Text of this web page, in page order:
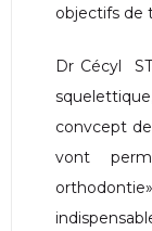
objectifs de
Dr Cécyl
convcept
vont